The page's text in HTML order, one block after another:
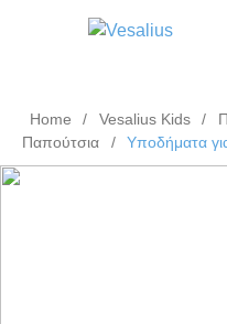
Home / Vesalius Kids /
Παπούτσια
/ Υποδήματα